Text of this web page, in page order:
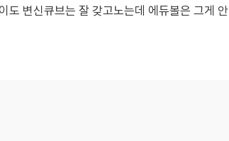
도 변신큐브는 잘 갖고노는데 에듀볼은 그게 안